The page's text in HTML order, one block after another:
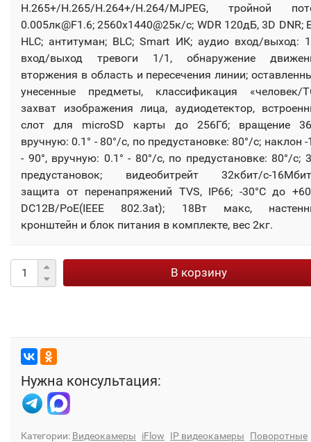
H.265+/H.265/H.264+/H.264/MJPEG, тройной
0.005лк@F1.6; 2560х1440@25к/с; WDR 120дБ, 3D DNR;
HLC; антитуман; BLC; Smart ИК; аудио вход/выход:
вход/выход тревоги 1/1, обнаружение
вторжения в область и пересечения линии;
унесенные предметы, классификация «человек/
захват изображения лица, аудиодетектор,
слот для microSD карты до 256Гб; вращение
вручную: 0.1° - 80°/с, по предустановке: 80°/с; наклон -
- 90°, вручную: 0.1° - 80°/с, по предустановке: 80°/с;
предустановок; видеобитрейт 32кбит/с-
защита от перенапряжений TVS, IP66; -30°C до
DC12В/PoE(IEEE 802.3at); 18Вт макс,
кронштейн и блок питания в комплекте, вес 2кг.
В корзину
Нужна консультация:
Категории: Видеокамеры iFlow IP видеокамеры Поворотные